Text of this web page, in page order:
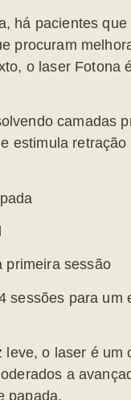
, há pacientes
procuram
o laser Fotona
camadas
estimula retração
primeira sessão
sessões para um
o laser é um
a
papada.